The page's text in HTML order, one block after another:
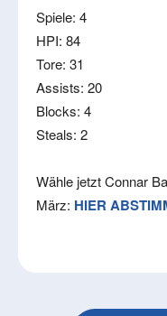
Spiele: 4
HPI: 84
Tore: 31
Assists: 20
Blocks: 4
Steals: 2
Wähle jetzt Connar
März: HIER